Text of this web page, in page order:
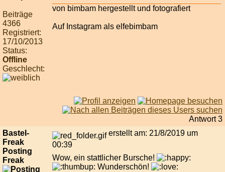
Beiträge
4366
Registriert:
17/10/2013
Status:
Offline
Geschlecht:
von bimbam hergestellt und fotografiert
Auf Instagram als elfebimbam
Antwort 3
Bastel-
Freak
Posting
Freak
erstellt am: 21/8/2019 um
00:39
Wow, ein stattlicher Bursche!
Wunderschön!